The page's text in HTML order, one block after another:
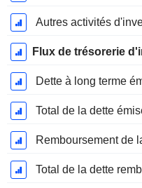
Autres activités
Flux de trésorerie
Dette à long terme
Total de la dette
Remboursement de
Total de la dette